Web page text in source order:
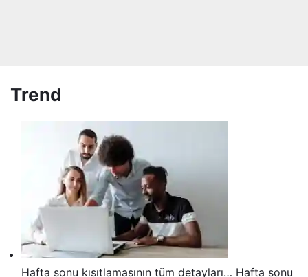
Trend
Hafta sonu kısıtlamasının tüm detayları… Hafta sonu